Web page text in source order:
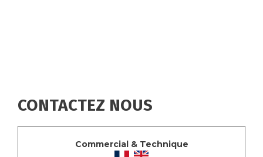
CONTACTEZ NOUS
Commercial & Technique